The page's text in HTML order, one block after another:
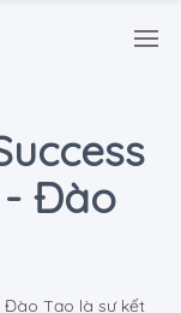
- Đào
Đào Tạo là sự kết